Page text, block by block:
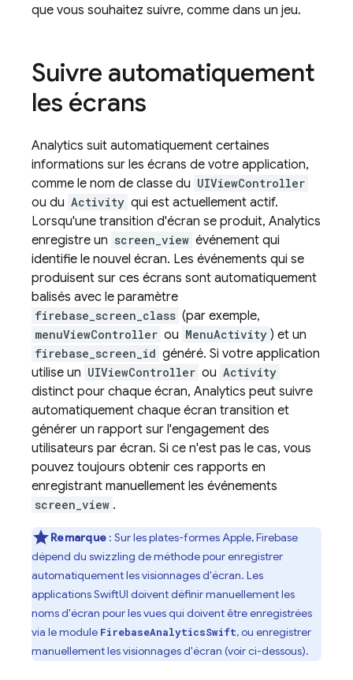
que vous souhaitez suivre, comme dans un jeu.
Suivre automatiquement
les écrans
Analytics suit automatiquement certaines
informations sur les écrans de votre application,
comme le nom de classe du UIViewController
ou du Activity qui est actuellement actif.
Lorsqu'une transition d'écran se produit, Analytics
enregistre un screen_view événement qui
identifie le nouvel écran. Les événements qui se
produisent sur ces écrans sont automatiquement
balisés avec le paramètre
firebase_screen_class (par exemple,
menuViewController ou MenuActivity ) et un
firebase_screen_id généré. Si votre application
utilise un UIViewController ou Activity
distinct pour chaque écran, Analytics peut suivre
automatiquement chaque écran transition et
générer un rapport sur l'engagement des
utilisateurs par écran. Si ce n'est pas le cas, vous
pouvez toujours obtenir ces rapports en
enregistrant manuellement les événements
screen_view .
Remarque : Sur les plates-formes Apple, Firebase
dépend du swizzling de méthode pour enregistrer
automatiquement les visionnages d'écran. Les
applications SwiftUI doivent définir manuellement les
noms d'écran pour les vues qui doivent être enregistrées
via le module FirebaseAnalyticsSwift, ou enregistrer
manuellement les visionnages d'écran (voir ci-dessous).